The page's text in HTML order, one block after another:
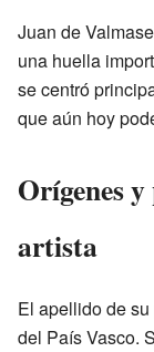
Juan de
una huella
se centró
que aún hoy
Orígenes
artista
El apellido de
del País Vasco.